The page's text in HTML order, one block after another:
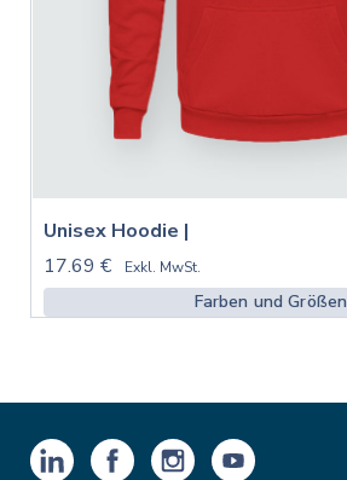
Unisex Hoodie |
17.69 €
Exkl. MwSt.
Farben und Größen